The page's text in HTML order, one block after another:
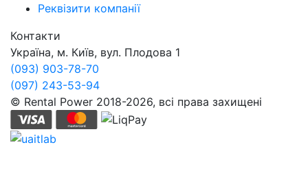
Реквізити компанії
Контакти
Україна, м. Київ, вул. Плодова 1
(093) 903-78-70
(097) 243-53-94
© Rental Power 2018-2026, всі права захищені